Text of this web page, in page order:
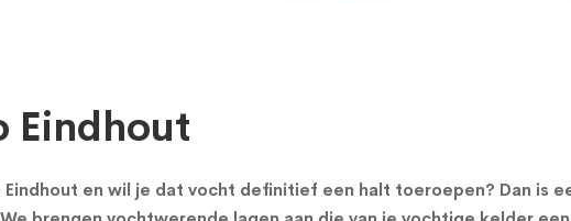
Eindhout
en wil je dat vocht definitief een halt toeroepen? Dan is